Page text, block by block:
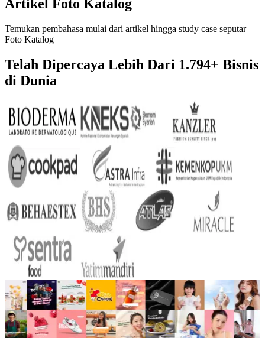
Artikel Foto Katalog
Temukan pembahasa mulai dari artikel hingga study case seputar
Foto Katalog
Telah Dipercaya Lebih Dari 1.794+ Bisnis
di Dunia